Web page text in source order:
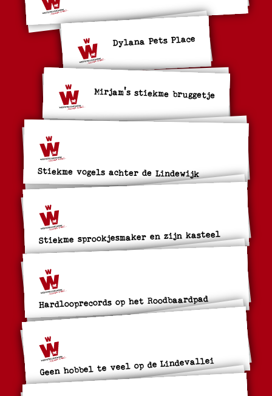
Dylana Pets Place
Mirjam's stiekme bruggetje
Stiekme vogels achter de Lindewijk
Stiekme sprookjesmaker en zijn kasteel
Hardlooprecords op het Roodbaardpad
Geen hobbel te veel op de Lindevallei